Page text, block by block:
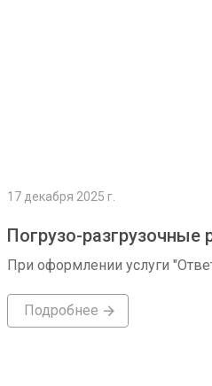
17 декабря 2025 г.
Погрузо-
При оформлении услуги
Подробнее